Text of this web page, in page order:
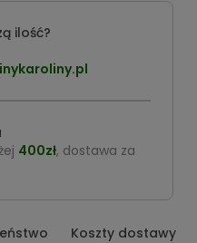
ilość?
400zł, dostawa za
Koszty dostawy